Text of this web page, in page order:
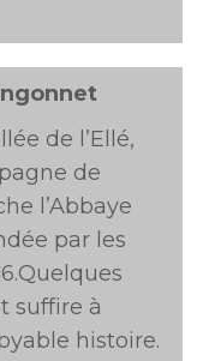
de l’Ellé,
de
l’Abbaye
par les
suffire à
histoire.